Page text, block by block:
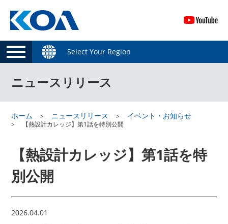
Select Your Region
ニュースリリース
ホーム ニュースリリース イベント・お知らせ
【熱設計カレッジ】第1話を特別公開
【熱設計カレッジ】第1話を特
別公開
2026.04.01